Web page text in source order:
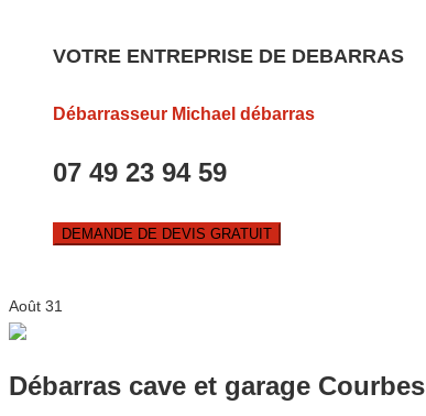
VOTRE ENTREPRISE DE DEBARRAS
Débarrasseur Michael débarras
07 49 23 94 59
DEMANDE DE DEVIS GRATUIT
Août 31
Débarras cave et garage Courbes